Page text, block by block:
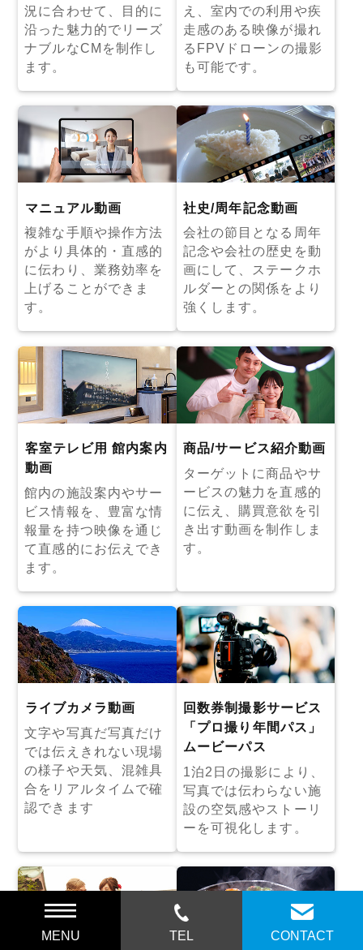
MENU TEL CONTACT
況に合わせて、目的に
沿った魅力的でリーズ
ナブルなCMを制作し
ます。
え、室内での利用や疾
走感のある映像が撮れ
るFPVドローンの撮影
も可能です。
マニュアル動画
複雑な手順や操作方法
がより具体的・直感的
に伝わり、業務効率を
上げることができま
す。
社史/周年記念動画
会社の節目となる周年
記念や会社の歴史を動
画にして、ステークホ
ルダーとの関係をより
強くします。
客室テレビ用 館内案内
動画
館内の施設案内やサー
ビス情報を、豊富な情
報量を持つ映像を通じ
て直感的にお伝えでき
ます。
商品/サービス紹介動画
ターゲットに商品やサ
ービスの魅力を直感的
に伝え、購買意欲を引
き出す動画を制作しま
す。
ライブカメラ動画
文字や写真だ写真だけ
では伝えきれない現場
の様子や天気、混雑具
合をリアルタイムで確
認できます
回数券制撮影サービス
「プロ撮り年間パス」
ムービーパス
1泊2日の撮影により、
写真では伝わらない施
設の空気感やストーリ
ーを可視化します。